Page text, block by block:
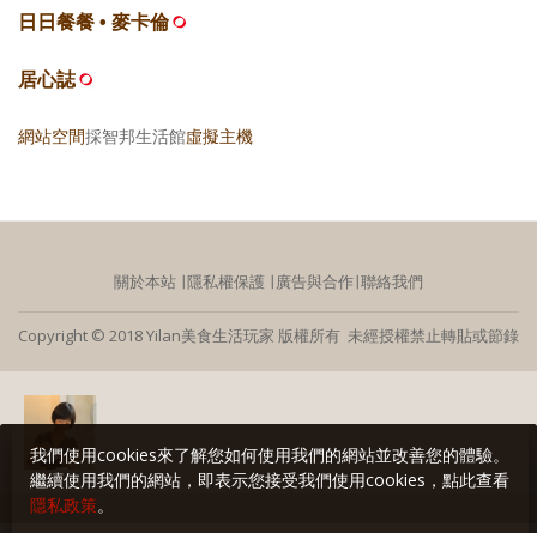
日日餐餐 • 麥卡倫
居心誌
網站空間採智邦生活館虛擬主機
關於本站 ∣隱私權保護 ∣廣告與合作∣聯絡我們
Copyright © 2018 Yilan美食生活玩家 版權所有 未經授權禁止轉貼或節錄
我們使用cookies來了解您如何使用我們的網站並改善您的體驗。
繼續使用我們的網站，即表示您接受我們使用cookies，點此查看
隱私政策。